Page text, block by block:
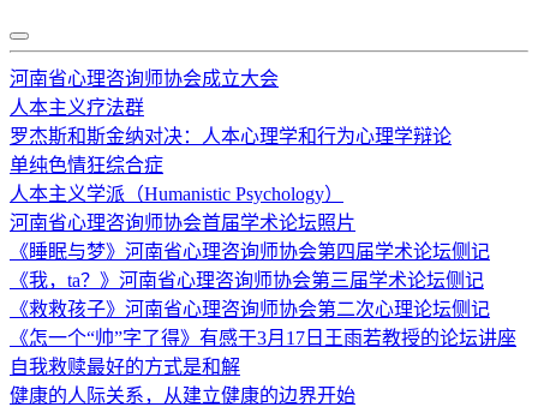
河南省心理咨询师协会成立大会
人本主义疗法群
罗杰斯和斯金纳对决：人本心理学和行为心理学辩论
单纯色情狂综合症
人本主义学派（Humanistic Psychology）
河南省心理咨询师协会首届学术论坛照片
《睡眠与梦》河南省心理咨询师协会第四届学术论坛侧记
《我，ta？》河南省心理咨询师协会第三届学术论坛侧记
《救救孩子》河南省心理咨询师协会第二次心理论坛侧记
《怎一个“帅”字了得》有感于3月17日王雨若教授的论坛讲座
自我救赎最好的方式是和解
健康的人际关系，从建立健康的边界开始